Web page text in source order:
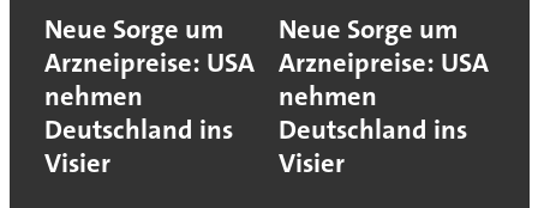
Neue Sorge um
Arzneipreise: USA
nehmen
Deutschland ins
Visier
Neue Sorge um
Arzneipreise: USA
nehmen
Deutschland ins
Visier